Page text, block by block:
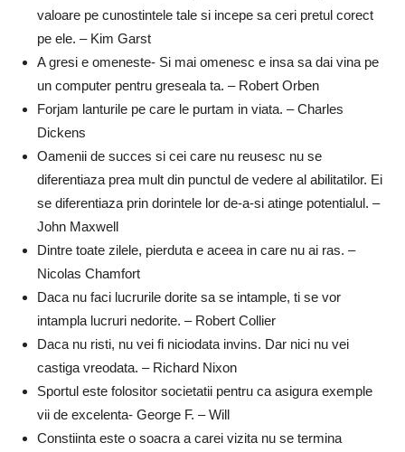
valoare pe cunostintele tale si incepe sa ceri pretul corect
pe ele. – Kim Garst
A gresi e omeneste- Si mai omenesc e insa sa dai vina pe
un computer pentru greseala ta. – Robert Orben
Forjam lanturile pe care le purtam in viata. – Charles
Dickens
Oamenii de succes si cei care nu reusesc nu se
diferentiaza prea mult din punctul de vedere al abilitatilor. Ei
se diferentiaza prin dorintele lor de-a-si atinge potentialul. –
John Maxwell
Dintre toate zilele, pierduta e aceea in care nu ai ras. –
Nicolas Chamfort
Daca nu faci lucrurile dorite sa se intample, ti se vor
intampla lucruri nedorite. – Robert Collier
Daca nu risti, nu vei fi niciodata invins. Dar nici nu vei
castiga vreodata. – Richard Nixon
Sportul este folositor societatii pentru ca asigura exemple
vii de excelenta- George F. – Will
Constiinta este o soacra a carei vizita nu se termina